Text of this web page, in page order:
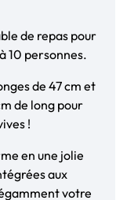
de repas pour
10 personnes.
de 47 cm et
de long pour
!
en une jolie
aux
votre